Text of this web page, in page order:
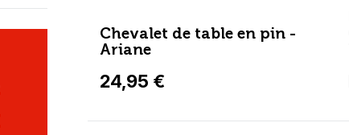
Chevalet de table en pin -
Ariane
24,95 €